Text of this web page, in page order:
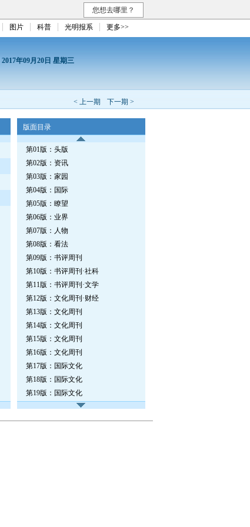
您想去哪里？
图片 科普 光明报系 更多>>
2017年09月20日 星期三
< 上一期 下一期 >
版面目录
第01版：头版
第02版：资讯
第03版：家园
第04版：国际
第05版：瞭望
第06版：业界
第07版：人物
第08版：看法
第09版：书评周刊
第10版：书评周刊·社科
第11版：书评周刊·文学
第12版：文化周刊·财经
第13版：文化周刊
第14版：文化周刊
第15版：文化周刊
第16版：文化周刊
第17版：国际文化
第18版：国际文化
第19版：国际文化
第20版：国际文化